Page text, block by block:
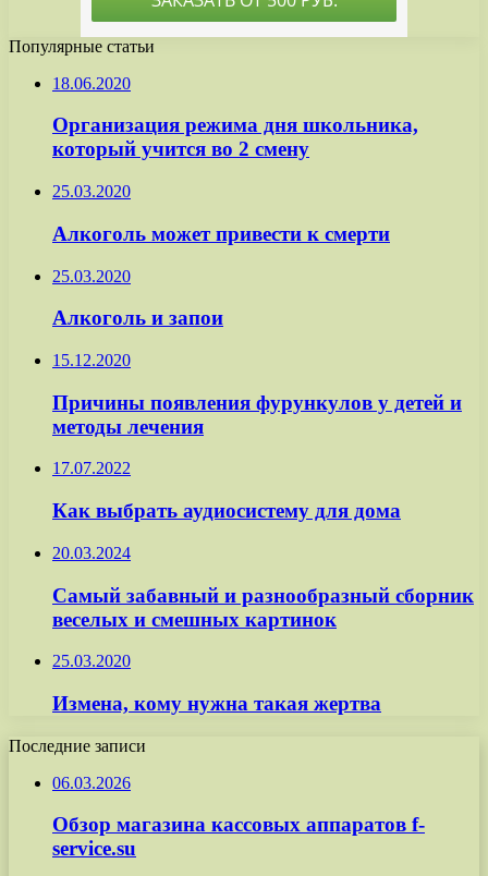
Популярные статьи
18.06.2020
Организация режима дня школьника,
который учится во 2 смену
25.03.2020
Алкоголь может привести к смерти
25.03.2020
Алкоголь и запои
15.12.2020
Причины появления фурункулов у детей и
методы лечения
17.07.2022
Как выбрать аудиосистему для дома
20.03.2024
Самый забавный и разнообразный сборник
веселых и смешных картинок
25.03.2020
Измена, кому нужна такая жертва
Последние записи
06.03.2026
Обзор магазина кассовых аппаратов f-
service.su